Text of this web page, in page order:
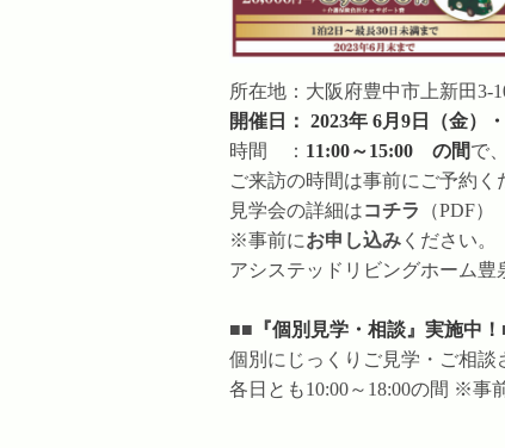
所在地：大阪府豊中市上新田3-
開催日： 2023年 6月9日（金）・
時間 ： 11:00～15:00 の間で
ご来訪の時間は事前にご予約く
見学会の詳細はコチラ
（PDF）
※事前にお申し込み ください。
アシステッドリビングホーム
■■ 『個別見学・相談』実施中！
個別にじっくりご見学・ご相談
各日とも10:00～18:00の間 ※事